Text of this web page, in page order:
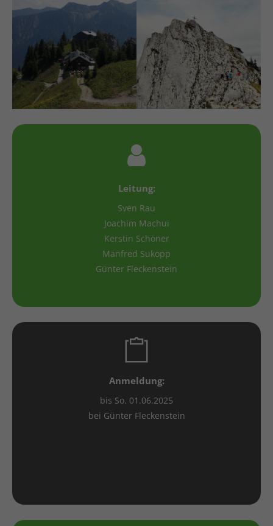
Leitung:
Sven Rau
Joachim Machui
Kerstin Schöner
Manfred Sukopp
Günter Fleckenstein
Anmeldung:
bis So. 01.06.2025
bei Günter Fleckenstein